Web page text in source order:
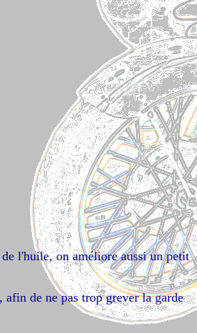
l'huile, on améliore aussi un petit
de ne pas trop grever la garde